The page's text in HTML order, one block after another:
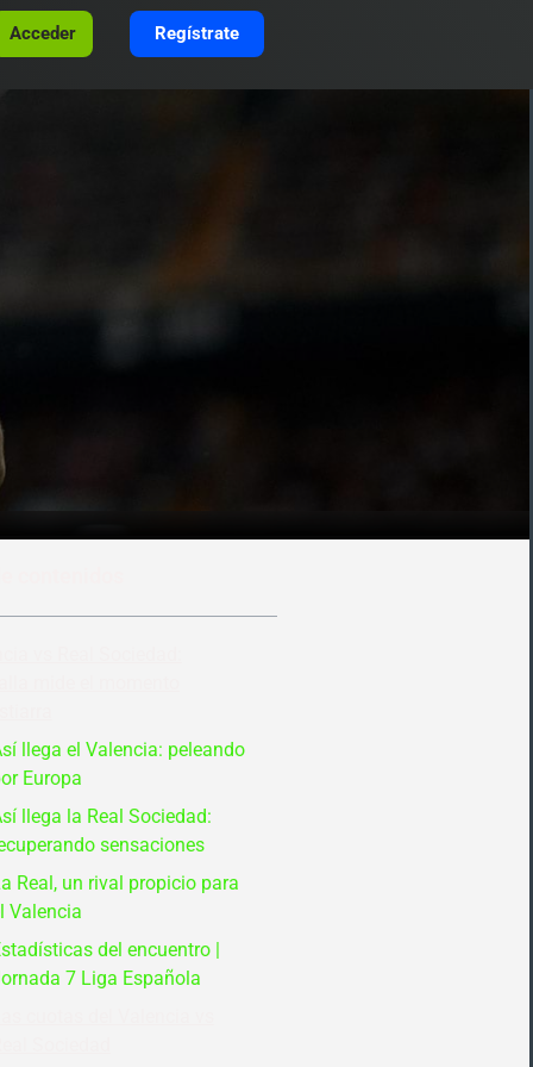
Acceder Regístrate
llega el Valencia: peleando
Europa
llega la Real Sociedad:
sensaciones
Real, un rival propicio para
Valencia
del encuentro |
7 Liga Española